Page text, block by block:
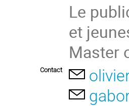
Le
et
Master
Contact